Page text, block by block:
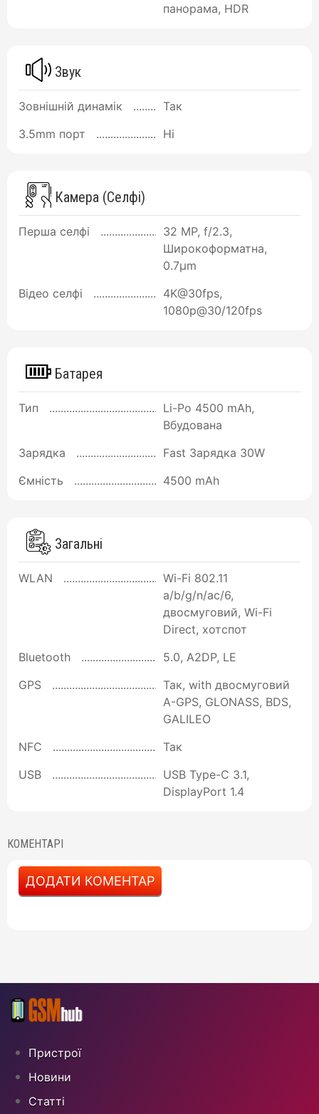
панорама, HDR
Звук
Зовнішній динамік
Так
3.5mm порт
Ні
Камера (Селфі)
Перша селфі
32 MP, f/2.3,
Широкоформатна,
0.7µm
Відео селфі
4K@30fps,
1080p@30/120fps
Батарея
Тип
Li-Po 4500 mAh,
Вбудована
Зарядка
Fast Зарядка 30W
Ємність
4500 mAh
Загальні
WLAN
Wi-Fi 802.11
a/b/g/n/ac/6,
двосмуговий, Wi-Fi
Direct, хотспот
Bluetooth
5.0, A2DP, LE
GPS
Так, with двосмуговий
A-GPS, GLONASS, BDS,
GALILEO
NFC
Так
USB
USB Type-C 3.1,
DisplayPort 1.4
КОМЕНТАРІ
ДОДАТИ КОМЕНТАР
Пристрої
Новини
Статті